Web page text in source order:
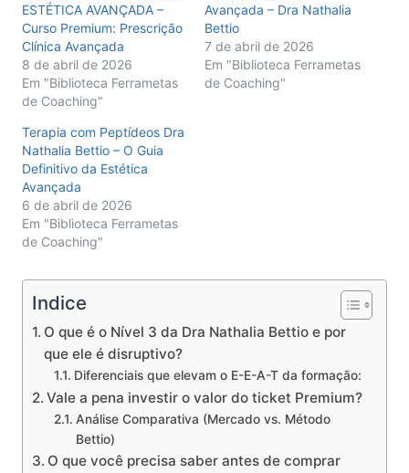
ESTÉTICA AVANÇADA –
Curso Premium: Prescrição
Clínica Avançada
8 de abril de 2026
Em "Biblioteca Ferrametas
de Coaching"
Avançada – Dra Nathalia
Bettio
7 de abril de 2026
Em "Biblioteca Ferrametas
de Coaching"
Terapia com Peptídeos Dra
Nathalia Bettio – O Guia
Definitivo da Estética
Avançada
6 de abril de 2026
Em "Biblioteca Ferrametas
de Coaching"
Indice
O que é o Nível 3 da Dra Nathalia Bettio e por
que ele é disruptivo?
Diferenciais que elevam o E-E-A-T da formação:
Vale a pena investir o valor do ticket Premium?
Análise Comparativa (Mercado vs. Método
Bettio)
O que você precisa saber antes de comprar